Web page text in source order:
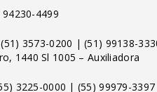
94230-4499
(51) 3573-0200 |(51) 99138-
1440 Sl 1005 – Auxiliadora
3225-0000 | (55) 99979-3397